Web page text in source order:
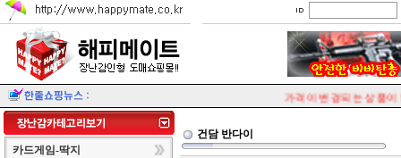
가격이 변경되는 상품이
카드게임-딱지
건담 반다이